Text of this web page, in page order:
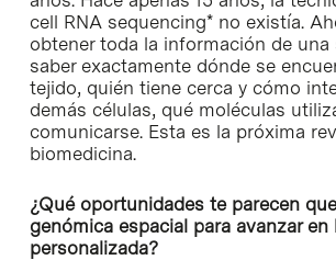
cell RNA sequencing* no existía.
obtener toda la información de una
saber exactamente dónde se
tejido, quién tiene cerca y cómo
demás células, qué moléculas
comunicarse. Esta es la próxima
biomedicina.
¿Qué oportunidades te parecen
genómica espacial para avanzar en
personalizada?